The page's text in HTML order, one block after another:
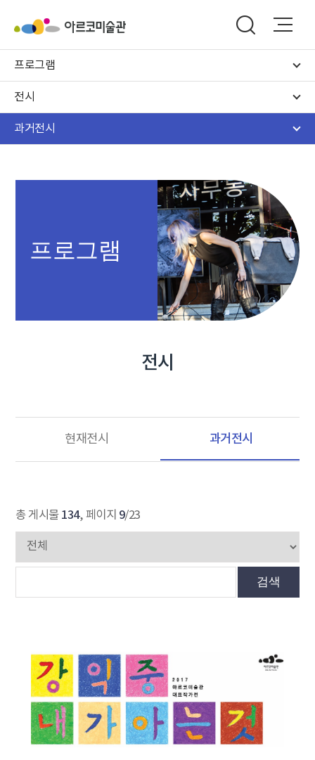
프로그램
전시
과거전시
프로그램
전시
현재전시 과거전시
총 게시물 134, 페이지 9/23
검색